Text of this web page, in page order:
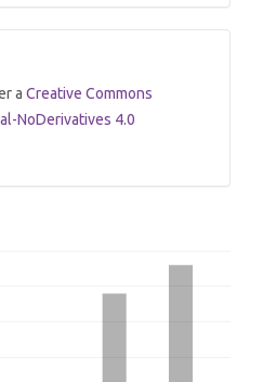
a Creative Commons
NoDerivatives 4.0